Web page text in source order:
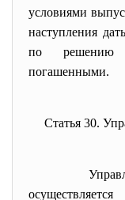
условиями
наступления
по решению
погашенными.
Статья 30.